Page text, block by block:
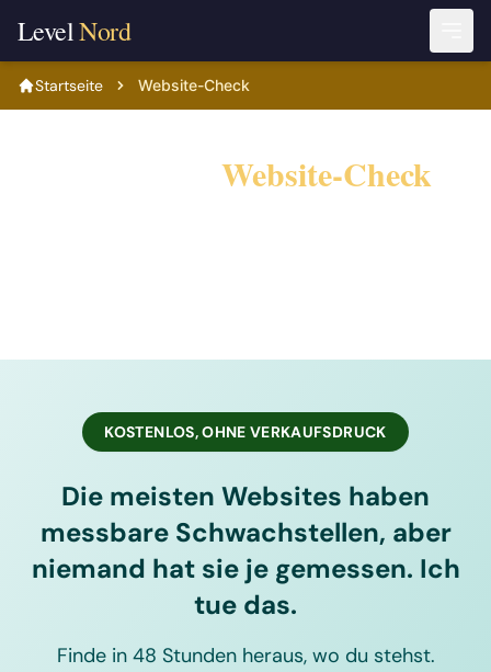
LevelNord
Startseite Website-Check
Website-Check
KOSTENLOS, OHNE VERKAUFSDRUCK
Die meisten Websites haben
messbare Schwachstellen, aber
niemand hat sie je gemessen. Ich
tue das.
Finde in 48 Stunden heraus, wo du stehst.